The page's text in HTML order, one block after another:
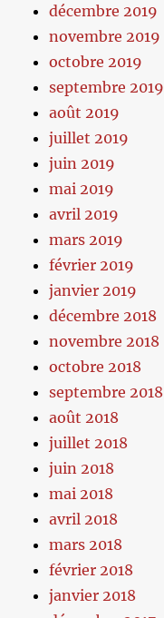
décembre 2019
novembre 2019
octobre 2019
septembre 2019
août 2019
juillet 2019
juin 2019
mai 2019
avril 2019
mars 2019
février 2019
janvier 2019
décembre 2018
novembre 2018
octobre 2018
septembre 2018
août 2018
juillet 2018
juin 2018
mai 2018
avril 2018
mars 2018
février 2018
janvier 2018